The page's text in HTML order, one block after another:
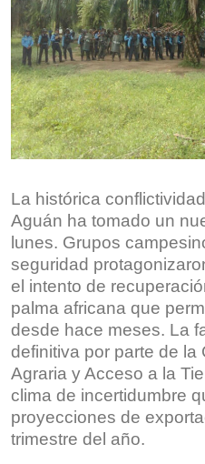
La histórica
Aguán ha tomado un
lunes. Grupos
seguridad
el intento de
palma africana que
desde hace meses. La
definitiva por parte de la
Agraria y Acceso a la
clima de incertidumbre
proyecciones de
trimestre del año.